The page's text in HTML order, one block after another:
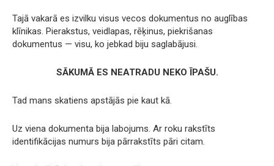
Tajā vakarā es izvilku visus vecos dokumentus no auglības
klīnikas. Pierakstus, veidlapas, rēķinus, piekrišanas
dokumentus — visu, ko jebkad biju saglabājusi.
SĀKUMĀ ES NEATRADU NEKO ĪPAŠU.
Tad mans skatiens apstājās pie kaut kā.
Uz viena dokumenta bija labojums. Ar roku rakstīts
identifikācijas numurs bija pārrakstīts pāri citam.